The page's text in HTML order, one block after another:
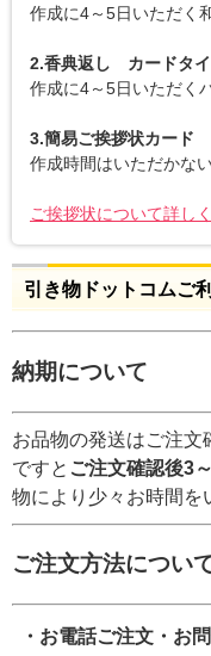
作成に4～5日いただく
2.香典返し カードタ
作成に4～5日いただく
3.簡易ご挨拶状カード
作成時間はいただかな
ご挨拶状について詳し
引き物ドットコムご
納期について
お品物の発送はご注文
ですと ご注文確認後3
物により少々お時間を
ご注文方法につい
・お電話ご注文・お